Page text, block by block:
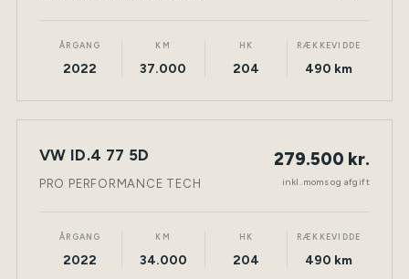
ÅRGANG
2022
KM
37.000
HK
204
RÆKKEVIDDE
490 km
NY BIL ELEKTRISK TØNDER
VW ID.4 77 5D
PRO PERFORMANCE TECH
279.500 kr.
inkl. moms og afgift
ÅRGANG
2022
KM
34.000
HK
204
RÆKKEVIDDE
490 km